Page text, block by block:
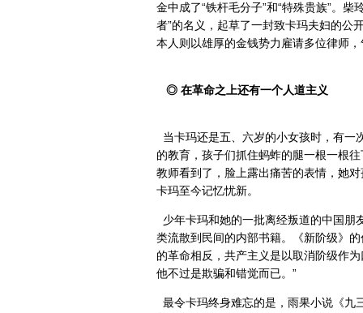
金中成了“铁杆毛分子”和“特殊贵族”。
者”的名义，起草了一封致卡玛夫妇的公
本人则以雄厚的金钱势力雇请多位律师
◎ 在革命之上还有一个人道主义
当卡玛还是五、六岁的小女孩时，有一
的教育，孩子们抓住蚂蚱的腿一根一根
教师看到了，脸上露出痛苦的表情，她
卡玛至今记忆忧新。
少年卡玛和她的一批离经叛道的中国朋
类流散到民间的内部书籍。《新阶级》
的革命相反，共产主义是以取消阶级作
他不过是欺骗和错觉而已。”
最令卡玛终身难忘的是，雨果小说《九